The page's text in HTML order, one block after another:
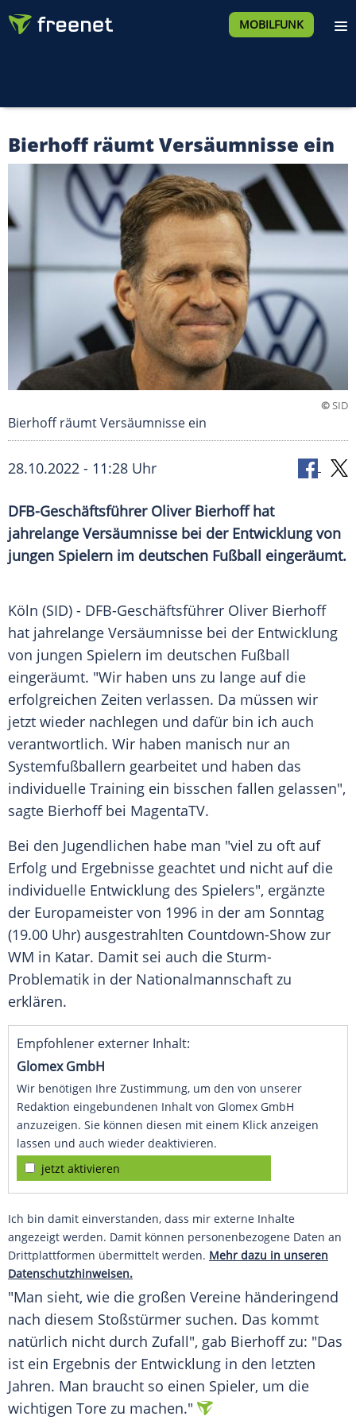
MOBILFUNK
Bierhoff räumt Versäumnisse ein
©SID
Bierhoff räumt Versäumnisse ein
28.10.2022 - 11:28 Uhr
DFB-Geschäftsführer Oliver Bierhoff hat
jahrelange Versäumnisse bei der Entwicklung von
jungen Spielern im deutschen Fußball eingeräumt.
Köln (SID) - DFB-Geschäftsführer Oliver Bierhoff
hat jahrelange Versäumnisse bei der Entwicklung
von jungen Spielern im deutschen Fußball
eingeräumt. "Wir haben uns zu lange auf die
erfolgreichen Zeiten verlassen. Da müssen wir
jetzt wieder nachlegen und dafür bin ich auch
verantwortlich. Wir haben manisch nur an
Systemfußballern gearbeitet und haben das
individuelle Training ein bisschen fallen gelassen",
sagte Bierhoff bei MagentaTV.
Bei den Jugendlichen habe man "viel zu oft auf
Erfolg und Ergebnisse geachtet und nicht auf die
individuelle Entwicklung des Spielers", ergänzte
der Europameister von 1996 in der am Sonntag
(19.00 Uhr) ausgestrahlten Countdown-Show zur
WM in Katar. Damit sei auch die Sturm-
Problematik in der Nationalmannschaft zu
erklären.
Empfohlener externer Inhalt:
Glomex GmbH
Wir benötigen Ihre Zustimmung, um den von unserer
Redaktion eingebundenen Inhalt von Glomex GmbH
anzuzeigen. Sie können diesen mit einem Klick anzeigen
lassen und auch wieder deaktivieren.
jetzt aktivieren
Ich bin damit einverstanden, dass mir externe Inhalte
angezeigt werden. Damit können personenbezogene Daten an
Drittplattformen übermittelt werden. Mehr dazu in unseren
Datenschutzhinweisen.
"Man sieht, wie die großen Vereine händeringend
nach diesem Stoßstürmer suchen. Das kommt
natürlich nicht durch Zufall", gab Bierhoff zu: "Das
ist ein Ergebnis der Entwicklung in den letzten
Jahren. Man braucht so einen Spieler, um die
wichtigen Tore zu machen."